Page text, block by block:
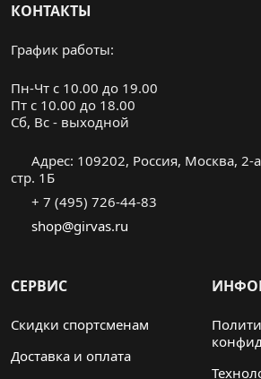
КОНТАКТЫ
График работы:
Пн-Чт с 10.00 до 19.00
Пт с 10.00 до 18.00
Cб, Вс - выходной
Адрес: 109202, Россия, Москва, 2-
стр. 1Б
+ 7 (495) 726-44-83
shop@girvas.ru
СЕРВИС
Скидки спортсменам
Доставка и оплата